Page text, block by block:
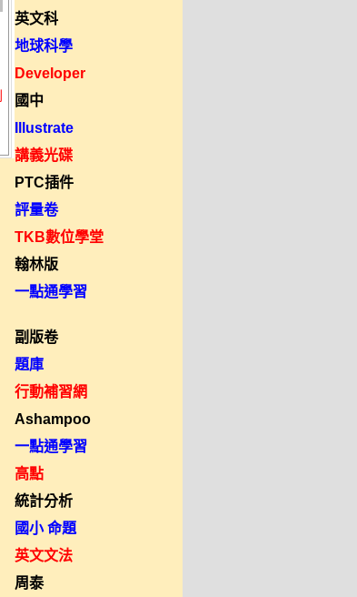
英文科
地球科學
Developer
國中
Illustrate
講義光碟
PTC插件
評量卷
TKB數位學堂
翰林版
一點通學習
副版卷
題庫
行動補習網
Ashampoo
一點通學習
高點
統計分析
國小 命題
英文文法
周泰